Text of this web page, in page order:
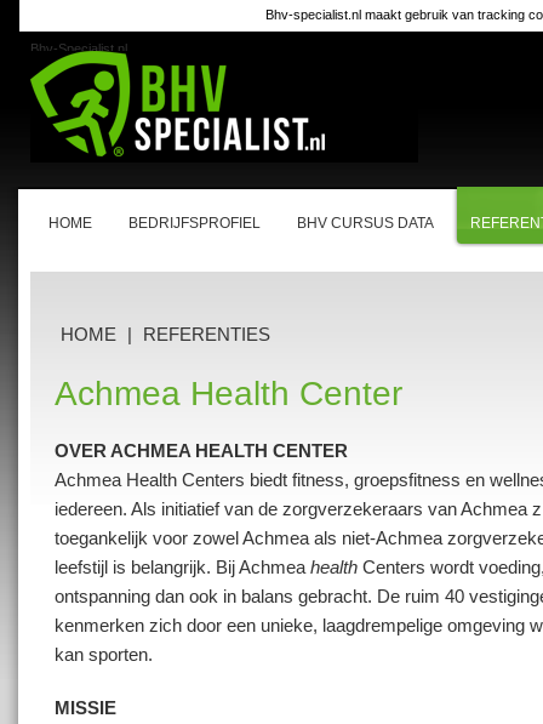
Bhv-specialist.nl maakt gebruik van tracking
Bhv-Specialist.nl
HOME BEDRIJFSPROFIEL BHV CURSUS DATA
HOME | REFERENTIES
Achmea Health Center
OVER ACHMEA HEALTH CENTER
Achmea Health Centers biedt fitness, groepsfitness en
iedereen. Als initiatief van de zorgverzekeraars van Achmea
toegankelijk voor zowel Achmea als niet-Achmea
leefstijl is belangrijk. Bij Achmea healthCenters wordt
ontspanning dan ook in balans gebracht. De ruim 40
kenmerken zich door een unieke, laagdrempelige omgeving
kan sporten.
MISSIE